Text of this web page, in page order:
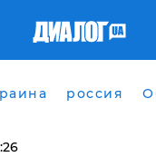
россия